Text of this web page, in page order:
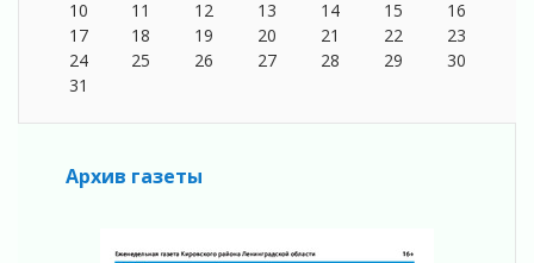
04 августа 2026
Полумрак бьёт по карману
04 августа 2026
04 августа 2026
Память, сталь и музыка
04 августа 2026
10
11 12 13 14 15
16
17
18 19 20 21 22
23
24
25 26 27 28 29
30
31
Архив газеты